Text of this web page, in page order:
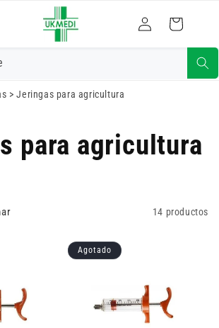
sesión
Carrito
>Jeringas para agricultura
para agricultura
14 productos
Agotado